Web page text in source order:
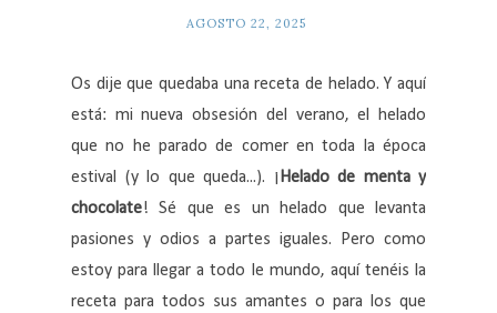
AGOSTO 22, 2025
Os dije que quedaba una receta de helado. Y aquí
está: mi nueva obsesión del verano, el helado
que no he parado de comer en toda la época
estival (y lo que queda...). ¡ Helado de menta y
chocolate! Sé que es un helado que levanta
pasiones y odios a partes iguales. Pero como
estoy para llegar a todo le mundo, aquí tenéis la
receta para todos sus amantes o para los que